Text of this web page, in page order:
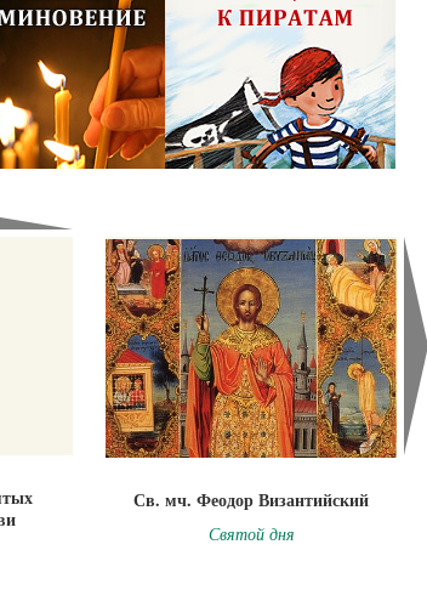
Св. мч. Феодор Византийский
Святой дня